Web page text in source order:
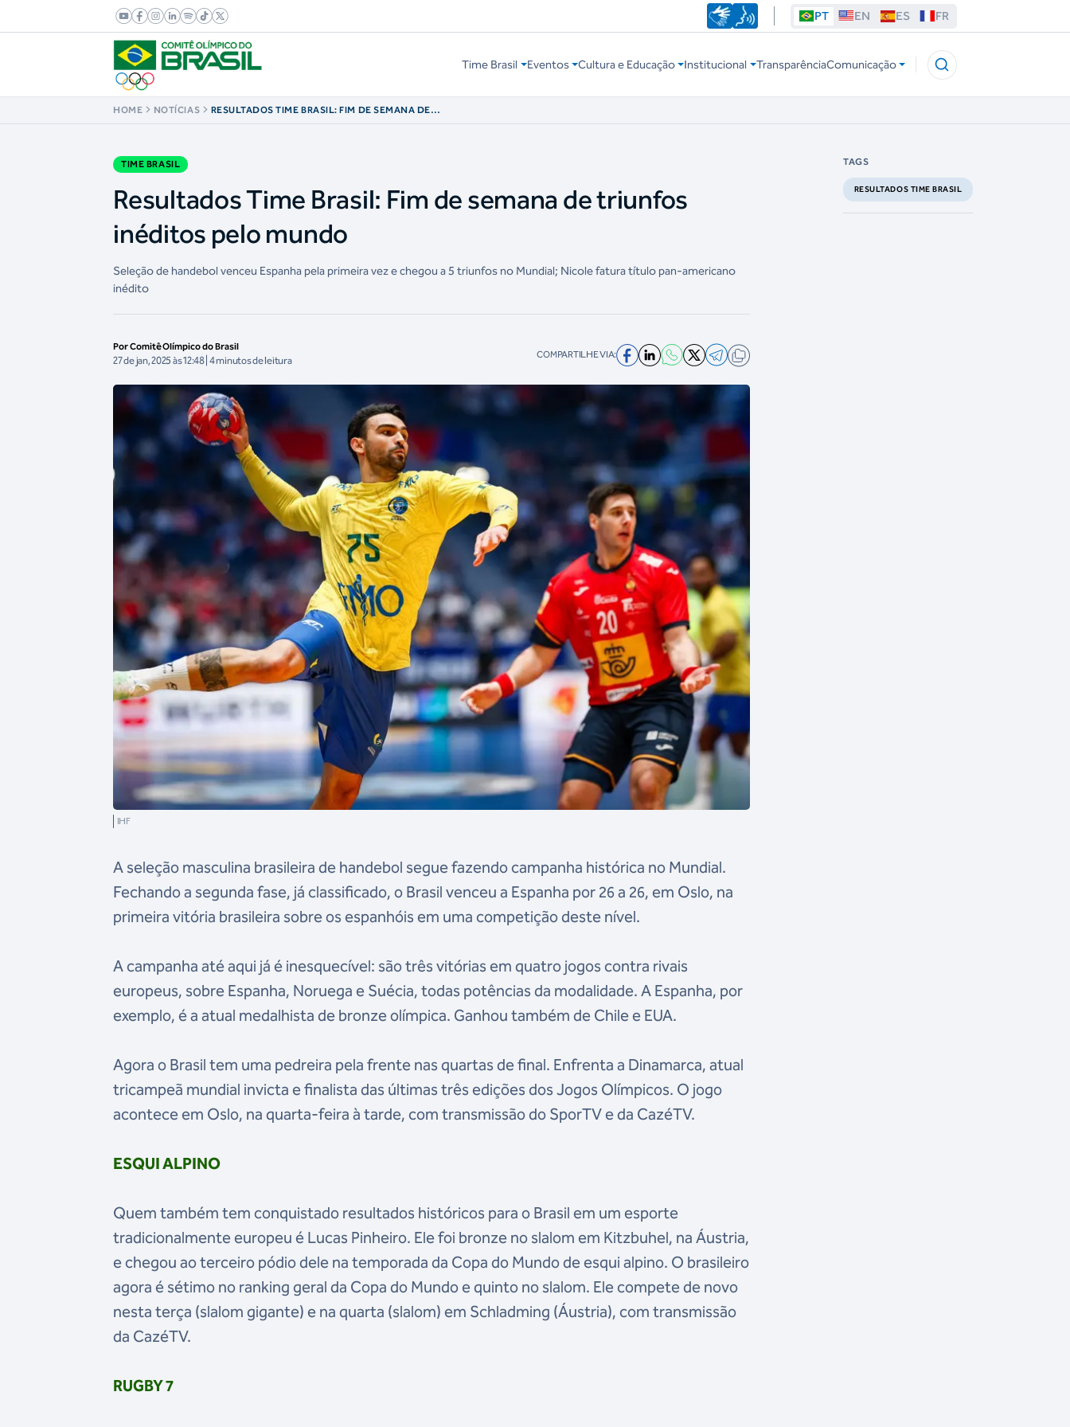
PT EN ES FR
Time Brasil Eventos Cultura e Educação Institucional TransparênciaComunicação
HOME NOTÍCIAS
RESULTADOS TIME BRASIL: FIM DE SEMANA DE
TIME BRASIL
Resultados Time Brasil: Fim de semana de triunfos
inéditos pelo mundo
Seleção de handebol venceu Espanha pela primeira vez e chegou a 5 triunfos no Mundial; Nicole fatura título pan-americano
inédito
Por Comitê Olímpico do Brasil
27 de jan, 2025 às 12:48 | 4 minutos de leitura COMPARTILHE VIA:
IHF
A seleção masculina brasileira de handebol segue fazendo campanha histórica no Mundial.
Fechando a segunda fase, já classificado, o Brasil venceu a Espanha por 26 a 26, em Oslo, na
primeira vitória brasileira sobre os espanhóis em uma competição deste nível.
A campanha até aqui já é inesquecível: são três vitórias em quatro jogos contra rivais
europeus, sobre Espanha, Noruega e Suécia, todas potências da modalidade. A Espanha, por
exemplo, é a atual medalhista de bronze olímpica. Ganhou também de Chile e EUA.
Agora o Brasil tem uma pedreira pela frente nas quartas de final. Enfrenta a Dinamarca, atual
tricampeã mundial invicta e finalista das últimas três edições dos Jogos Olímpicos. O jogo
acontece em Oslo, na quarta-feira à tarde, com transmissão do SporTV e da CazéTV.
ESQUI ALPINO
Quem também tem conquistado resultados históricos para o Brasil em um esporte
tradicionalmente europeu é Lucas Pinheiro. Ele foi bronze no slalom em Kitzbuhel, na Áustria,
e chegou ao terceiro pódio dele na temporada da Copa do Mundo de esqui alpino. O brasileiro
agora é sétimo no ranking geral da Copa do Mundo e quinto no slalom. Ele compete de novo
nesta terça (slalom gigante) e na quarta (slalom) em Schladming (Áustria), com transmissão
da CazéTV.
RUGBY 7
TAGS
RESULTADOS TIME BRASIL